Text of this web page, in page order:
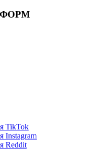
TikTok
Instagram
Reddit